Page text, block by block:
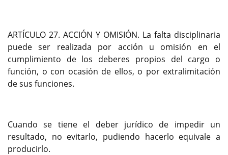
ARTÍCULO 27. ACCIÓN Y OMISIÓN. La falta disciplinaria
puede ser realizada por acción u omisión en el
cumplimiento de los deberes propios del cargo o
función, o con ocasión de ellos, o por extralimitación
de sus funciones.
Cuando se tiene el deber jurídico de impedir un
resultado, no evitarlo, pudiendo hacerlo equivale a
producirlo.